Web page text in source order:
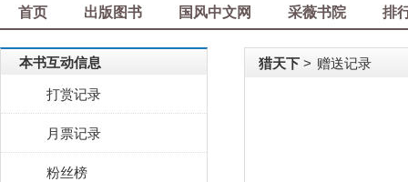
首页 出版图书 国风中文网 采薇书院 排
本书互动信息
打赏记录
月票记录
粉丝榜
猎天下 > 赠送记录